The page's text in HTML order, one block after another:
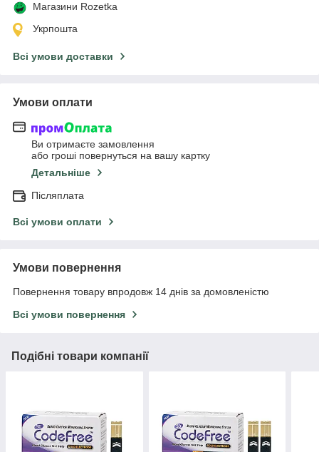
Магазини Rozetka
Укрпошта
Всі умови доставки
Умови оплати
Ви отримаєте замовлення
або гроші повернуться на вашу картку
Детальніше
Післяплата
Всі умови оплати
Умови повернення
Повернення товару впродовж 14 днів за домовленістю
Всі умови повернення
Подібні товари компанії